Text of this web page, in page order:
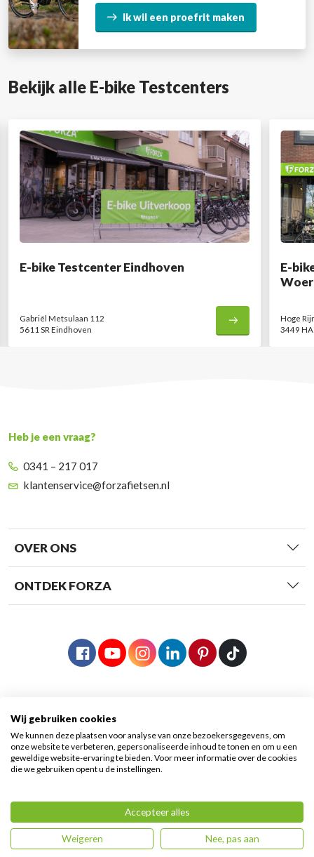
Ik wil een proefrit maken
Bekijk alle E-bike Testcenters
E-bike Testcenter Eindhoven
Gabriël Metsulaan 112
5611 SR Eindhoven
E-
Hoge
3449
Heb je een vraag?
0341 – 217 017
klantenservice@forzafietsen.nl
OVER ONS
ONTDEK FORZA
© 2026 Forza Fietsen | Algemene voorwaarden
|
Privacy voorwaarden
| Sitemap
Wij gebruiken cookies
We kunnen deze plaatsen voor analyse van onze bezoekersgegevens, om
onze website te verbeteren, gepersonaliseerde inhoud te tonen en om u een
geweldige website-ervaring te bieden. Voor meer informatie over de cookies
die we gebruiken opent u de instellingen.
Accepteer alles
Weigeren Nee, pas aan